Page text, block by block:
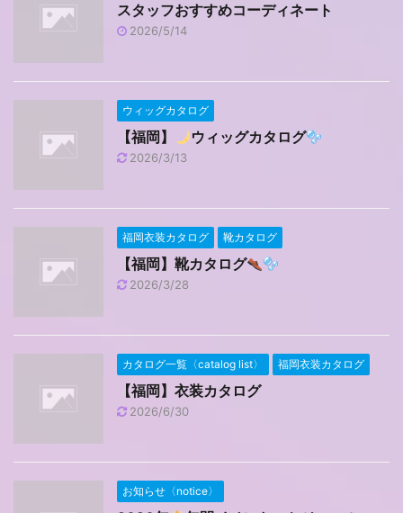
スタッフおすすめコーディネート
2026/5/14
ウィッグカタログ
【福岡】 ウィッグカタログ
2026/3/13
福岡衣装カタログ 靴カタログ
【福岡】靴カタログ
2026/3/28
カタログ一覧〈catalog list〉 福岡衣装カタログ
【福岡】衣装カタログ
2026/6/30
お知らせ〈notice〉